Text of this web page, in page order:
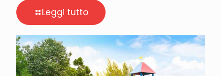
Leggi tutto